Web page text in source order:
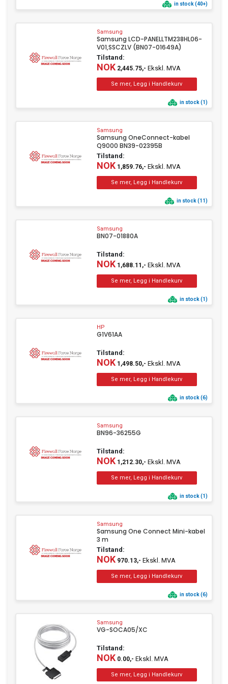
in stock (40+)
Samsung
Samsung LCD-PANELLTM238HL06-
V01,SSCZLV (BN07-01649A)
Tilstand:
NOK2,445.75,- Ekskl. MVA
in stock (1)
Samsung
Samsung OneConnect-kabel
Q9000 BN39-02395B
Tilstand:
NOK1,859.76,- Ekskl. MVA
in stock (11)
Samsung
BN07-01880A
Tilstand:
NOK1,688.11,- Ekskl. MVA
in stock (1)
HP
G1V61AA
Tilstand:
NOK1,498.50,- Ekskl. MVA
in stock (6)
Samsung
BN96-36255G
Tilstand:
NOK1,212.30,- Ekskl. MVA
in stock (1)
Samsung
Samsung One Connect Mini-kabel
3 m
Tilstand:
NOK970.13,- Ekskl. MVA
in stock (6)
Samsung
VG-SOCA05/XC
Tilstand:
NOK0.00,- Ekskl. MVA